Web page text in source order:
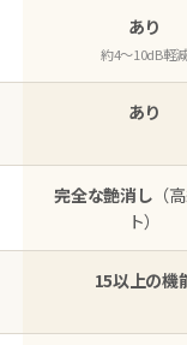
あり
約4〜10dB軽減
あり
完全な艶消し （
ト）
15以上の機